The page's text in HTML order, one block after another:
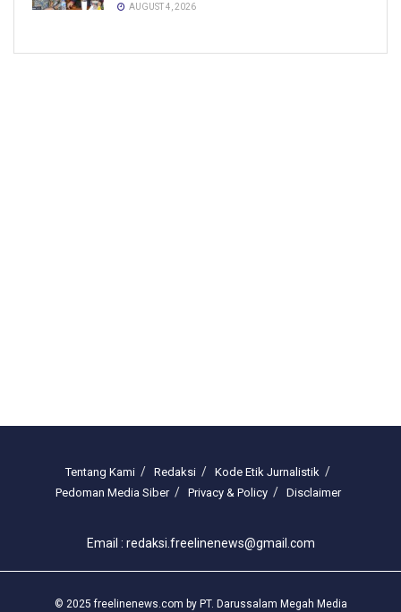
AUGUST 4, 2026
Tentang Kami Redaksi
Kode Etik Jurnalistik
Pedoman Media Siber
Privacy & Policy Disclaimer
Email : redaksi.freelinenews@gmail.com
© 2025 freelinenews.com by PT. Darussalam Megah Media